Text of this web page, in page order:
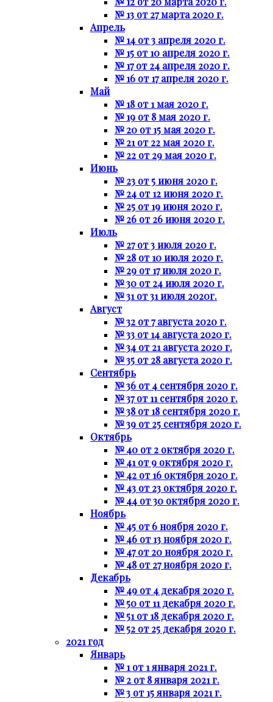
№ 13 от 27 марта 2020 г.
Апрель
№ 14 от 3 апреля 2020 г.
№ 15 от 10 апреля 2020 г.
№ 17 от 24 апреля 2020 г.
№ 16 от 17 апреля 2020 г.
Май
№ 18 от 1 мая 2020 г.
№ 19 от 8 мая 2020 г.
№ 20 от 15 мая 2020 г.
№ 21 от 22 мая 2020 г.
№ 22 от 29 мая 2020 г.
Июнь
№ 23 от 5 июня 2020 г.
№ 24 от 12 июня 2020 г.
№ 25 от 19 июня 2020 г.
№ 26 от 26 июня 2020 г.
Июль
№ 27 от 3 июля 2020 г.
№ 28 от 10 июля 2020 г.
№ 29 от 17 июля 2020 г.
№ 30 от 24 июля 2020 г.
№ 31 от 31 июля 2020г.
Август
№ 32 от 7 августа 2020 г.
№ 33 от 14 августа 2020 г.
№ 34 от 21 августа 2020 г.
№ 35 от 28 августа 2020 г.
Сентябрь
№ 36 от 4 сентября 2020 г.
№ 37 от 11 сентября 2020 г.
№ 38 от 18 сентября 2020 г.
№ 39 от 25 сентября 2020 г.
Октябрь
№ 40 от 2 октября 2020 г.
№ 41 от 9 октября 2020 г.
№ 42 от 16 октября 2020 г.
№ 43 от 23 октября 2020 г.
№ 44 от 30 октября 2020 г.
Ноябрь
№ 45 от 6 ноября 2020 г.
№ 46 от 13 ноября 2020 г.
№ 47 от 20 ноября 2020 г.
№ 48 от 27 ноября 2020 г.
Декабрь
№ 49 от 4 декабря 2020 г.
№ 50 от 11 декабря 2020 г.
№ 51 от 18 декабря 2020 г.
№ 52 от 25 декабря 2020 г.
2021 год
Январь
№ 1 от 1 января 2021 г.
№ 2 от 8 января 2021 г.
№ 3 от 15 января 2021 г.